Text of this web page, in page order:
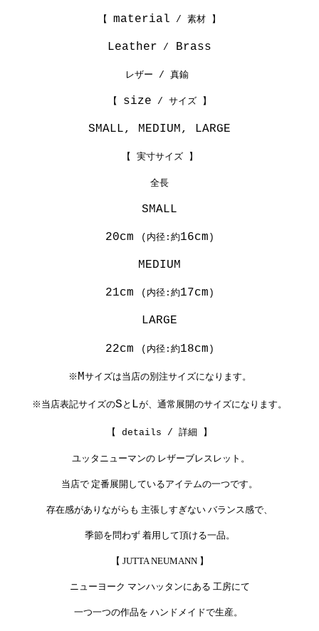
【 material / 素材 】
Leather / Brass
レザー / 真鍮
【 size / サイズ 】
SMALL, MEDIUM, LARGE
【 実寸サイズ 】
全長
SMALL
20cm (内径:約16cm )
MEDIUM
21cm (内径:約17cm )
LARGE
22cm (内径:約18cm )
※ Mサイズは当店の別注サイズになります。
※当店表記サイズのS と Lが、通常展開のサイズになります。
【 details / 詳細 】
ユッタニューマンの レザーブレスレット。
当店で 定番展開しているアイテムの一つです。
存在感がありながらも 主張しすぎない バランス感で、
季節を問わず 着用して頂ける一品。
【 JUTTA NEUMANN 】
ニューヨーク マンハッタンにある 工房にて
一つ一つの作品を ハンドメイドで生産。